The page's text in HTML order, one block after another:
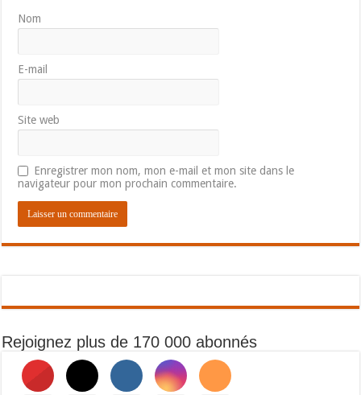
Nom
E-mail
Site web
Enregistrer mon nom, mon e-mail et mon site dans le
navigateur pour mon prochain commentaire.
Rejoignez plus de 170 000 abonnés